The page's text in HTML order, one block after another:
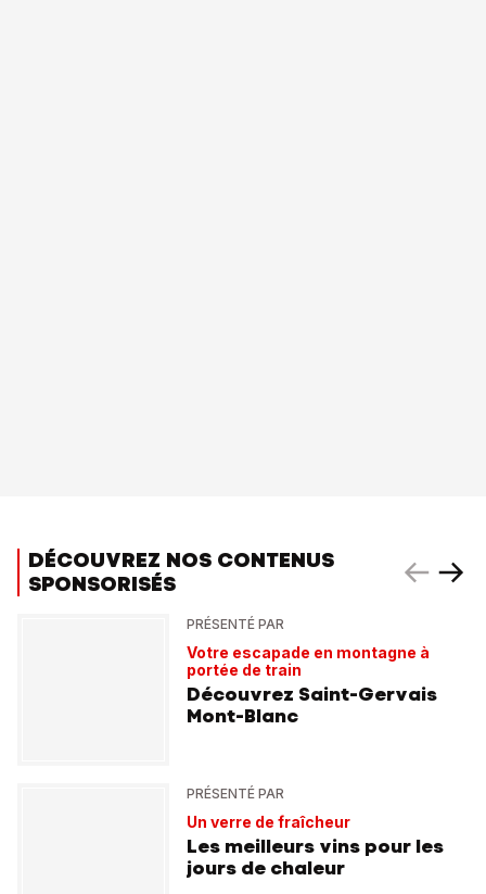
DÉCOUVREZ NOS CONTENUS
SPONSORISÉS
PRÉSENTÉ PAR
Votre escapade en montagne à
portée de train
Découvrez Saint-Gervais
Mont-Blanc
PRÉSENTÉ PAR
Un verre de fraîcheur
Les meilleurs vins pour les
jours de chaleur